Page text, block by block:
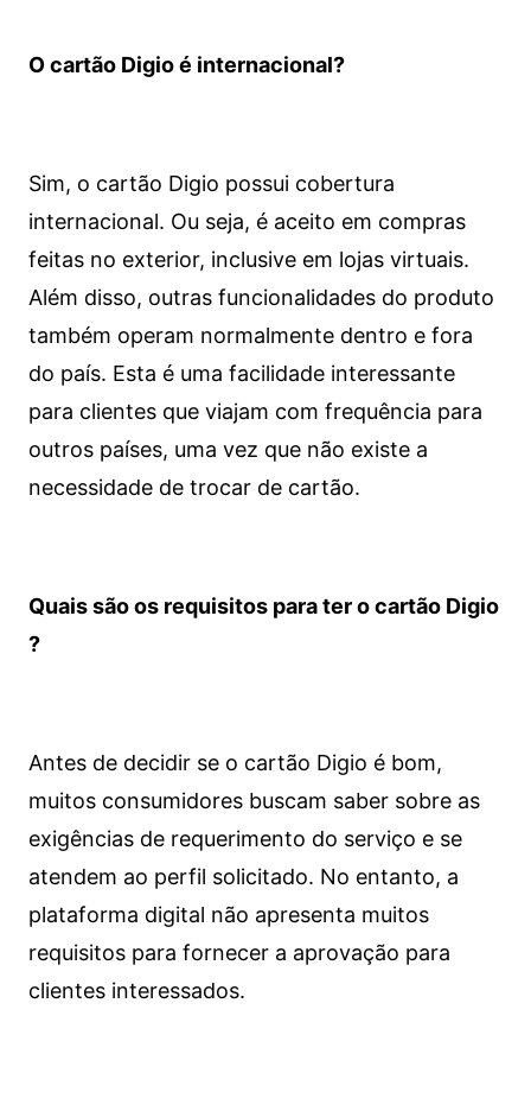
O cartão Digio é internacional?
Sim, o cartão Digio possui cobertura
internacional. Ou seja, é aceito em compras
feitas no exterior, inclusive em lojas virtuais.
Além disso, outras funcionalidades do produto
também operam normalmente dentro e fora
do país. Esta é uma facilidade interessante
para clientes que viajam com frequência para
outros países, uma vez que não existe a
necessidade de trocar de cartão.
Quais são os requisitos para ter o cartão Digio
?
Antes de decidir se o cartão Digio é bom,
muitos consumidores buscam saber sobre as
exigências de requerimento do serviço e se
atendem ao perfil solicitado. No entanto, a
plataforma digital não apresenta muitos
requisitos para fornecer a aprovação para
clientes interessados.